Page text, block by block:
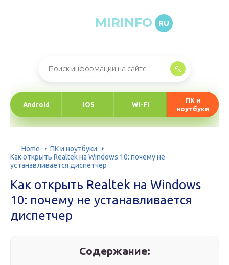
MIRINFO RU
Android IOS Wi-Fi
ПК и
ноутбуки
Home
ПК и ноутбуки
Как открыть Realtek на Windows 10: почему не
устанавливается диспетчер
Как открыть Realtek на Windows
10: почему не устанавливается
диспетчер
Содержание: